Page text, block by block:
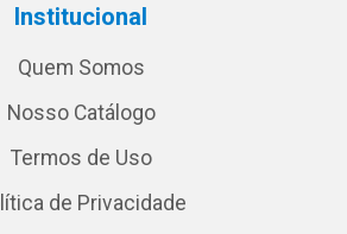
Institucional
Quem Somos
Nosso Catálogo
Termos de Uso
de Privacidade